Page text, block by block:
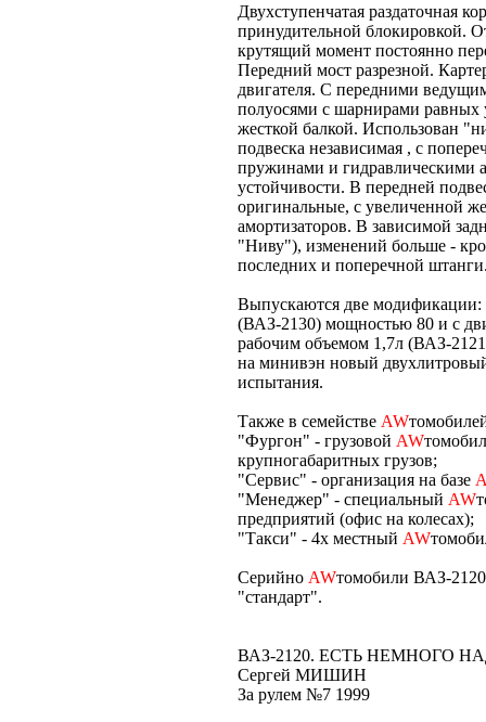
Двухступенчатая раздаточная
принудительной блокировкой.
крутящий момент постоянно
Передний мост разрезной.
двигателя. С передними
полуосями с шарнирами равных
жесткой балкой. Использован
подвеска независимая , с
пружинами и гидравлическими
устойчивости. В передней
оригинальные, с увеличенной
амортизаторов. В зависимой
"Ниву"), изменений больше -
последних и поперечной
Выпускаются две модификации:
(ВАЗ-2130) мощностью 80 и с
рабочим объемом 1,7л (ВАЗ-
на минивэн новый
испытания.
Также в семействе AW
"Фургон" - грузовой AW
крупногабаритных грузов;
"Сервис" - организация на базе
"Менеджер" - специальный AW
предприятий (офис на колесах);
"Такси" - 4х местный AW
Серийно AWтомобили ВАЗ-2120
"стандарт".
ВАЗ-2120. ЕСТЬ НЕМНОГО
Сергей МИШИН
За рулем №7 1999